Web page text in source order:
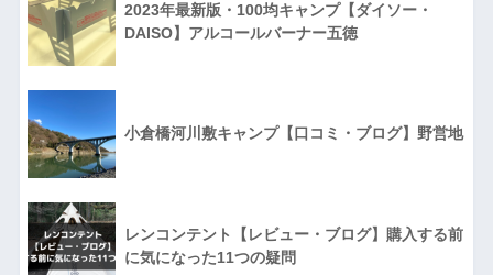
2023年最新版・100均キャンプ【ダイソー・
DAISO】アルコールバーナー五徳
小倉橋河川敷キャンプ【口コミ・ブログ】野営地
レンコンテント【レビュー・ブログ】購入する前
に気になった11つの疑問